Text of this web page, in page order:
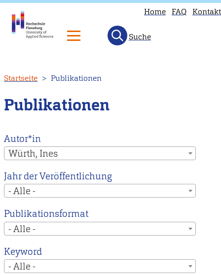
zum
Inhalt
Home FAQ Kontakt
Suche
Startseite Publikationen
Publikationen
Autor*in
Würth, Ines
Jahr der Veröffentlichung
- Alle -
Publikationsformat
- Alle -
Keyword
- Alle -